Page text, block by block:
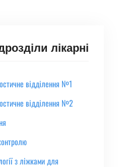
лікарні
відділення №1
відділення №2
з ліжками для